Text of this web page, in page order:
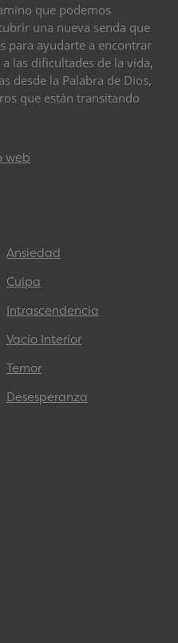
que podemos
una nueva senda que
para ayudarte a encontrar
las dificultades de la vida,
desde la Palabra de Dios,
que están transitando
web
Ansiedad
Culpa
Intrascendencia
Vacío Interior
Temor
Desesperanza